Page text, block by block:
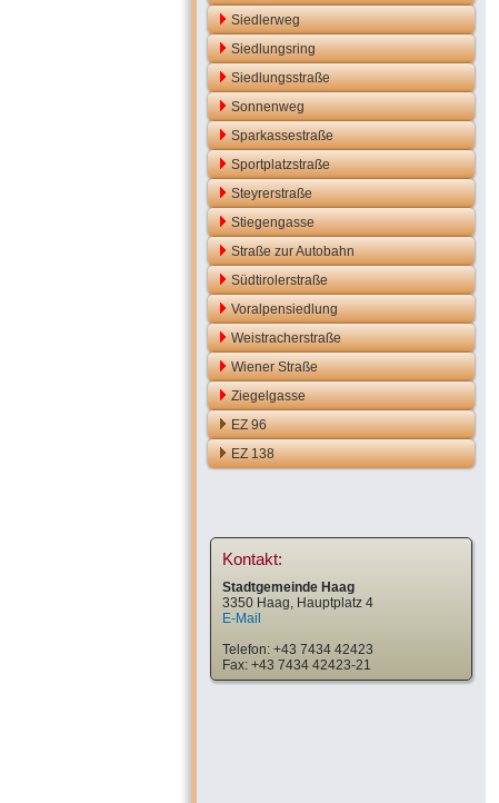
Siedlerweg
Siedlungsring
Siedlungsstraße
Sonnenweg
Sparkassestraße
Sportplatzstraße
Steyrerstraße
Stiegengasse
Straße zur Autobahn
Südtirolerstraße
Voralpensiedlung
Weistracherstraße
Wiener Straße
Ziegelgasse
EZ 96
EZ 138
Kontakt:
Stadtgemeinde Haag
3350 Haag, Hauptplatz 4
E-Mail
Telefon: +43 7434 42423
Fax: +43 7434 42423-21